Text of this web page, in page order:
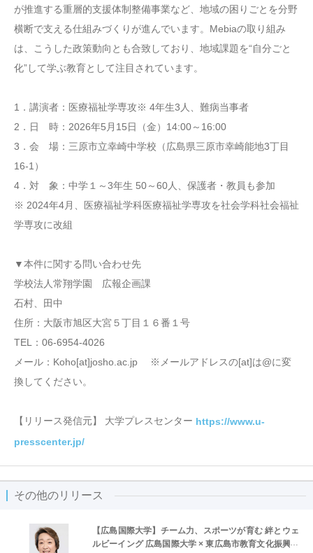
が推進する重層的支援体制整備事業など、地域の困りごとを分野
横断で支える仕組みづくりが進んでいます。Mebiaの取り組み
は、こうした政策動向とも合致しており、地域課題を“自分ごと
化”して学ぶ教育として注目されています。
1．講演者：医療福祉学専攻※ 4年生3人、難病当事者
2．日 時：2026年5月15日（金）14:00～16:00
3．会 場：三原市立幸崎中学校（広島県三原市幸崎能地3丁目
16-1）
4．対 象：中学１～3年生 50～60人、保護者・教員も参加
※ 2024年4月、医療福祉学科医療福祉学専攻を社会学科社会福祉
学専攻に改組
▼本件に関する問い合わせ先
学校法人常翔学園 広報企画課
石村、田中
住所：大阪市旭区大宮５丁目１６番１号
TEL：06-6954-4026
メール：Koho[at]josho.ac.jp ※メールアドレスの[at]は@に変
換してください。
【リリース発信元】 大学プレスセンター https://www.u-
presscenter.jp/
その他のリリース
【広島国際大学】チーム力、スポーツが育む 絆とウェ
ルビーイング 広島国際大学 × 東広島市教育文化振興事